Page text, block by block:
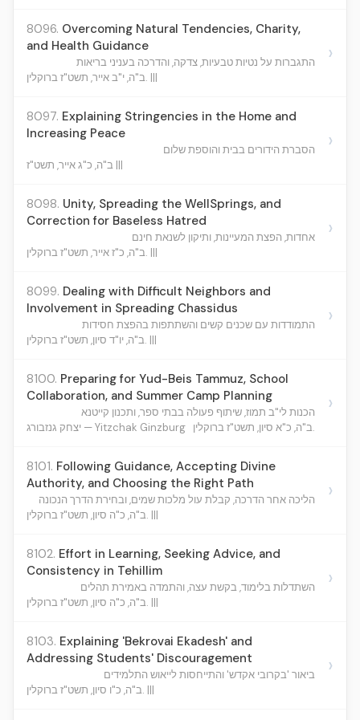
8096. Overcoming Natural Tendencies, Charity,
and Health Guidance
התגברות על נטיות טבעיות, צדקה, והדרכה בעניני בריאות
ב"ה, י"ב אייר, תשט"ז ברוקלין. |||
›
8097. Explaining Stringencies in the Home and
Increasing Peace
הסברת הידורים בבית והוספת שלום
ב"ה, כ"ג אייר, תשט"ז |||
›
8098. Unity, Spreading the WellSprings, and
Correction for Baseless Hatred
אחדות, הפצת המעיינות, ותיקון לשנאת חינם
ב"ה, כ"ז אייר, תשט"ז ברוקלין. |||
›
8099. Dealing with Difficult Neighbors and
Involvement in Spreading Chassidus
התמודדות עם שכנים קשים והשתתפות בהפצת חסידות
ב"ה, יו"ד סיון, תשט"ז ברוקלין. |||
›
8100. Preparing for Yud-Beis Tammuz, School
Collaboration, and Summer Camp Planning
הכנות לי"ב תמוז, שיתוף פעולה בבתי ספר, ותכנון קייטנא
יצחק גנזבורג — Yitzchak Ginzburg
ב"ה, כ"א סיון, תשט"ז ברוקלין.
›
8101. Following Guidance, Accepting Divine
Authority, and Choosing the Right Path
הליכה אחר הדרכה, קבלת עול מלכות שמים, ובחירת הדרך הנכונה
ב"ה, כ"ה סיון, תשט"ז ברוקלין. |||
›
8102. Effort in Learning, Seeking Advice, and
Consistency in Tehillim
השתדלות בלימוד, בקשת עצה, והתמדה באמירת תהלים
ב"ה, כ"ה סיון, תשט"ז ברוקלין. |||
›
8103. Explaining 'Bekrovai Ekadesh' and
Addressing Students' Discouragement
ביאור 'בקרובי אקדש' והתייחסות לייאוש התלמידים
ב"ה, כ"ו סיון, תשט"ז ברוקלין. |||
›